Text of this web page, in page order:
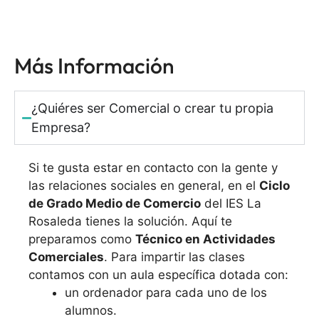
Más Información
¿Quiéres ser Comercial o crear tu propia
Empresa?
Si te gusta estar en contacto con la gente y
las relaciones sociales en general, en el Ciclo
de Grado Medio de Comercio del IES La
Rosaleda tienes la solución. Aquí te
preparamos como Técnico en Actividades
Comerciales. Para impartir las clases
contamos con un aula específica dotada con:
un ordenador para cada uno de los
alumnos.